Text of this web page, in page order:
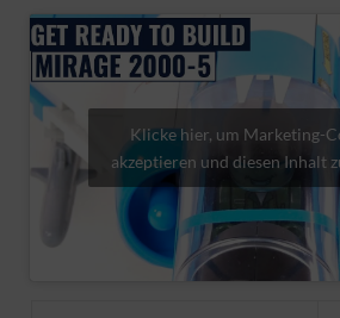
Klicke hier, um Marketing-
akzeptieren und diesen Inhalt